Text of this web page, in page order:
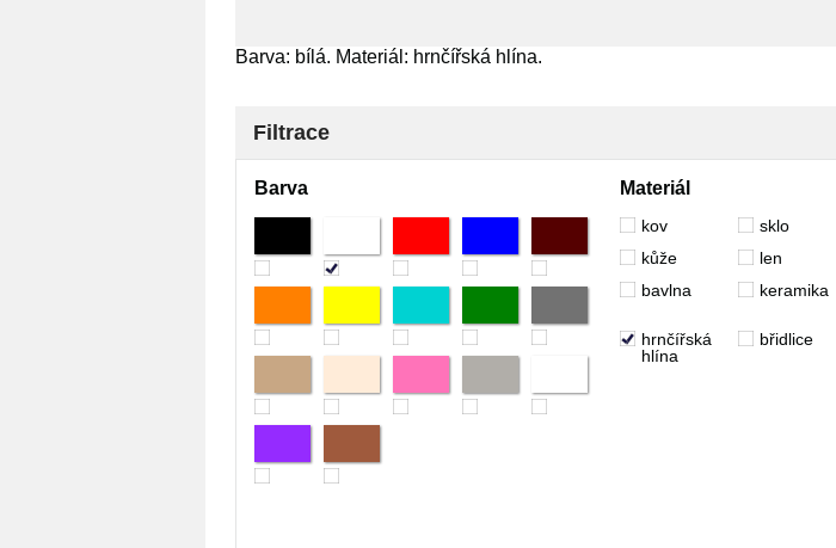
Barva: bílá. Materiál: hrnčířská hlína.
Filtrace
Barva Materiál
kov sklo
kůže
len
bavlna
keramika
hrnčířská
hlína
břidlice